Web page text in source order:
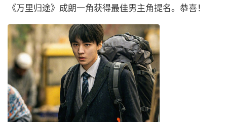
《万里归途》成朗一角获得最佳男主角提名。恭喜！ ​